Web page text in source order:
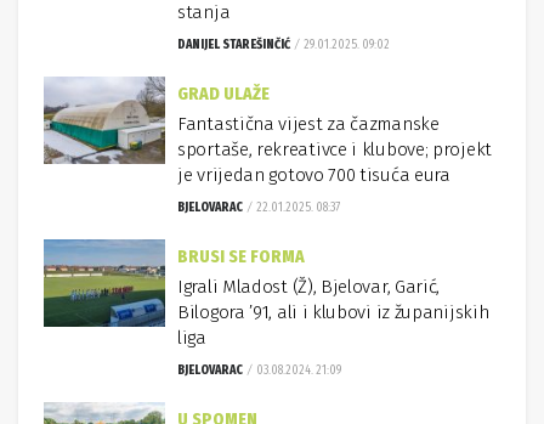
stanja
DANIJEL STAREŠINČIĆ 29.01.2025. 09:02
GRAD ULAŽE
Fantastična vijest za čazmanske
sportaše, rekreativce i klubove; projekt
je vrijedan gotovo 700 tisuća eura
BJELOVARAC 22.01.2025. 08:37
BRUSI SE FORMA
Igrali Mladost (Ž), Bjelovar, Garić,
Bilogora ’91, ali i klubovi iz županijskih
liga
BJELOVARAC 03.08.2024. 21:09
U SPOMEN